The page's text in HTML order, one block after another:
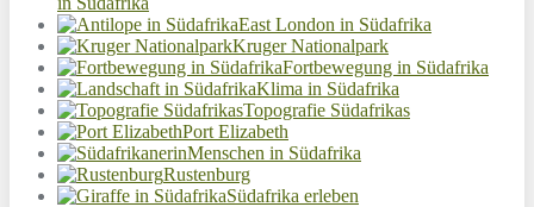
East London in Südafrika
Kruger Nationalpark
Fortbewegung in Südafrika
Klima in Südafrika
Topografie Südafrikas
Port Elizabeth
Menschen in Südafrika
Rustenburg
Südafrika erleben